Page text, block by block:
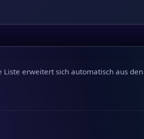
Liste erweitert sich automatisch aus